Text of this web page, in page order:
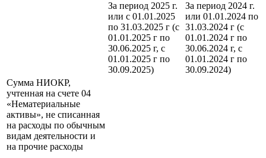
За период 2025 г.
или с 01.01.2025
по 31.03.2025 г (с
01.01.2025 г по
30.06.2025 г, с
01.01.2025 г по
30.09.2025)
За период 2024 г.
или 01.01.2024 по
31.03.2024 г (с
01.01.2024 г по
30.06.2024 г, с
01.01.2024 г по
30.09.2024)
Сумма НИОКР,
учтенная на счете 04
«Нематериальные
активы», не списанная
на расходы по обычным
видам деятельности и
на прочие расходы